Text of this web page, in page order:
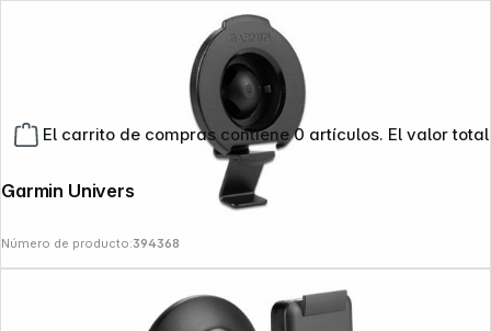
El carrito de compras contiene 0 artículos. El valor
Garmin Universal Bracket Mount
Número de producto:394368